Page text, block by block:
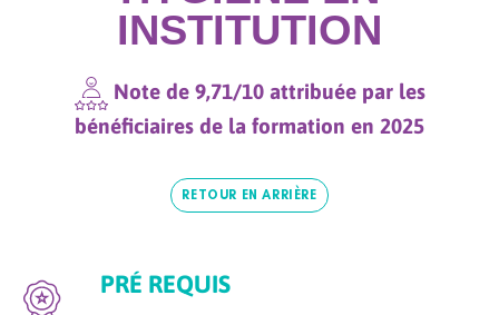
INSTITUTION
Note de 9,71/10 attribuée par les
bénéficiaires de la formation en 2025
RETOUR EN ARRIÈRE
PRÉ REQUIS